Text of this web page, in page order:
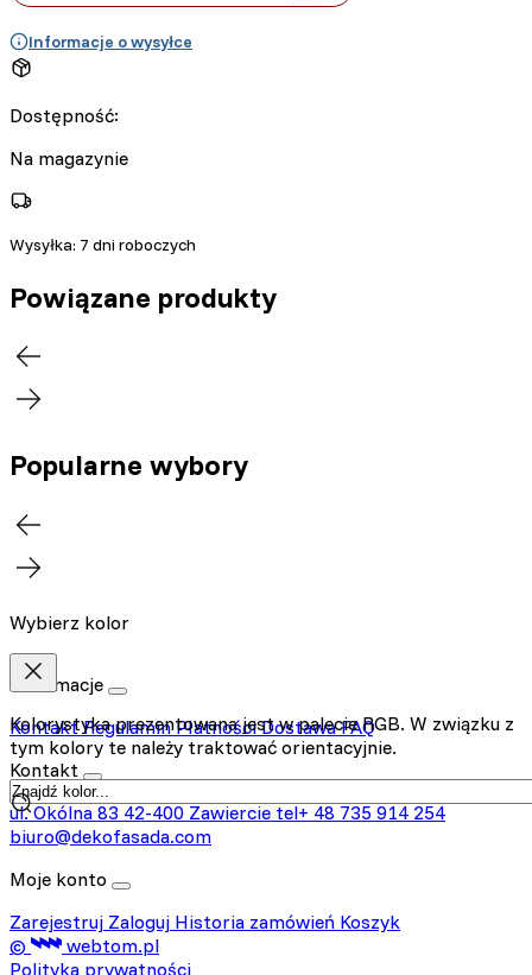
Informacje o wysyłce
Dostępność:
Na magazynie
Wysyłka: 7 dni roboczych
Powiązane produkty
Popularne wybory
Wybierz kolor
Kolorystyka prezentowana jest w palecie RGB. W związku z
tym kolory te należy traktować orientacyjnie.
Informacje
KontaktRegulaminPłatnościDostawaFAQ
Kontakt
ul. Okólna 83 42-400 Zawiercie tel+ 48 735 914 254
biuro@dekofasada.com
Moje konto
Zarejestruj Zaloguj Historia zamówień Koszyk
©
webtom.pl
Polityka prywatności